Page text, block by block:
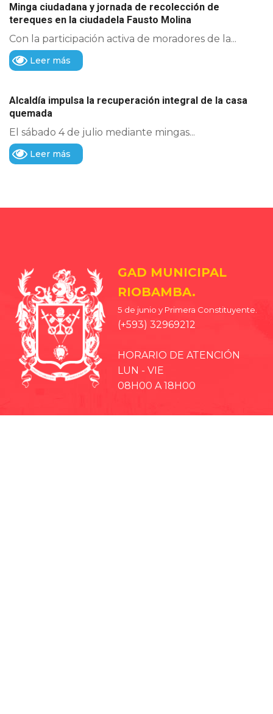
Minga ciudadana y jornada de recolección de
tereques en la ciudadela Fausto Molina
Con la participación activa de moradores de la...
Leer más
Alcaldía impulsa la recuperación integral de la casa
quemada
El sábado 4 de julio mediante mingas...
Leer más
GAD MUNICIPAL
RIOBAMBA.
5 de junio y Primera Constituyente.
(+593) 32969212
HORARIO DE ATENCIÓN
LUN - VIE
08H00 A 18H00